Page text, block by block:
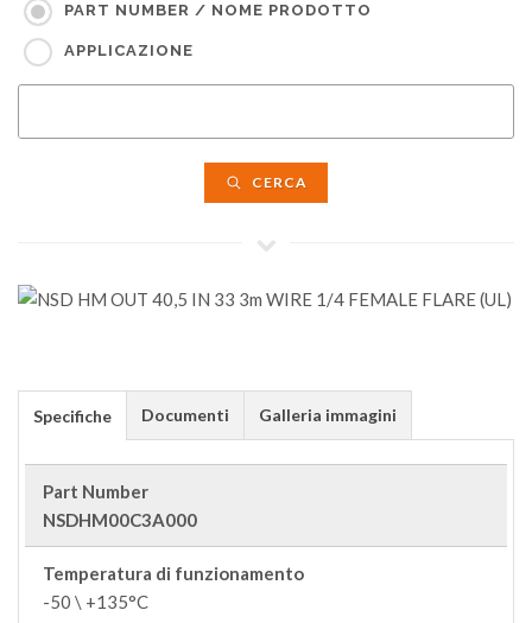
PART NUMBER / NOME PRODOTTO
APPLICAZIONE
CERCA
Specifiche Documenti Galleria immagini
Part Number
NSDHM00C3A000
Temperatura di funzionamento
-50 \ +135°C